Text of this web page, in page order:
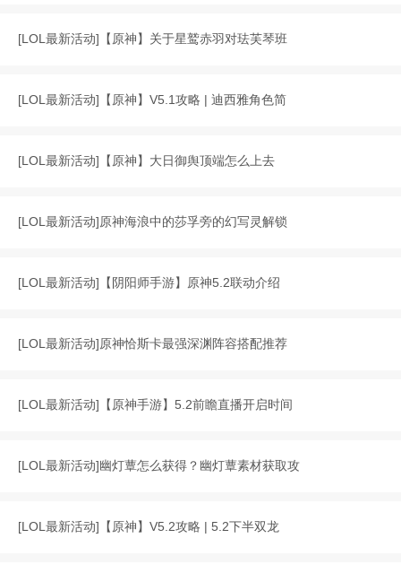
[LOL最新活动] 【原神】关于星鹫赤羽对珐芙琴班
[LOL最新活动] 【原神】V5.1攻略 | 迪西雅角色简
[LOL最新活动] 【原神】大日御舆顶端怎么上去
[LOL最新活动]原神海浪中的莎孚旁的幻写灵解锁
[LOL最新活动] 【阴阳师手游】原神5.2联动介绍
[LOL最新活动]原神恰斯卡最强深渊阵容搭配推荐
[LOL最新活动] 【原神手游】5.2前瞻直播开启时间
[LOL最新活动]幽灯蕈怎么获得？幽灯蕈素材获取攻
[LOL最新活动] 【原神】V5.2攻略 | 5.2下半双龙